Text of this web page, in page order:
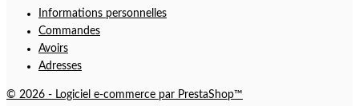
Informations personnelles
Commandes
Avoirs
Adresses
© 2026 - Logiciel e-commerce par PrestaShop™